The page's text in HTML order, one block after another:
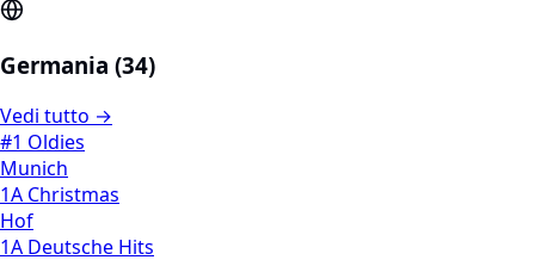
Germania (34)
Vedi tutto →
#1 Oldies
Munich
1A Christmas
Hof
1A Deutsche Hits